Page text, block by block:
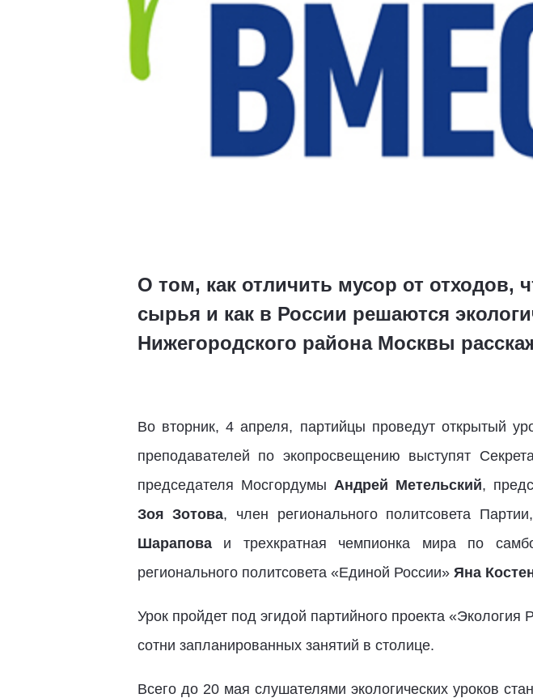
О том, как отличить мусор от отходов,
сырья и как в России решаются
Нижегородского района Москвы
Во вторник, 4 апреля, партийцы проведут открытый
преподавателей по экопросвещению выступят
председателя Мосгордумы Андрей Метельский,
Зоя Зотова, член регионального политсовета
Шараповаи трехкратная чемпионка мира по
регионального политсовета «Единой России» Яна
Урок пройдет под эгидой партийного проекта
сотни запланированных занятий в столице.
Всего до 20 мая слушателями экологических уроков